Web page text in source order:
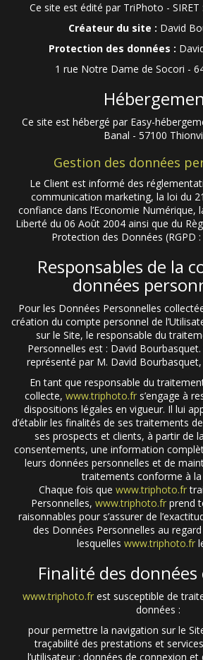
Ce site est édité par TriPhoto - SIRET
Créateur du site : David
Protection des données :
1 rue Notre Dame de Socori -
Ce site est hébergé par Easy-
Banal - 57100
Gestion des données
Le Client est informé des
communication marketing, la loi du
confiance dans l’Economie
Liberté du 06 Août 2004 ainsi que du
Protection des Données (RGPD :
Responsables de la
données
Pour les Données Personnelles
création du compte personnel de
sur le Site, le responsable du
Personnelles est : David Bourbasquet.
représenté par M. David
En tant que responsable du
collecte, www.triphoto.frs’engage à
dispositions légales en vigueur. Il lui
d’établir les finalités de ses traitements
ses prospects et clients, à partir de
consentements, une information
leurs données personnelles et de
traitements conforme à la
Chaque fois que www.triphoto.fr
Personnelles, www.triphoto.frprend
raisonnables pour s’assurer de
des Données Personnelles au
lesquelles www.triphoto.fr
Finalité des données
www.triphoto.fr est susceptible de
données :
pour permettre la navigation sur le
traçabilité des prestations et
l’utilisateur : données de connexion et